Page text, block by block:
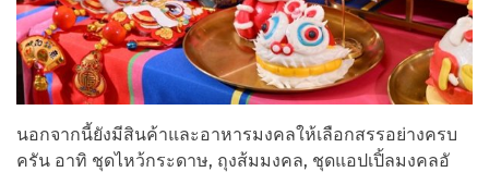
นอกจากนี้ยังมีสินค้าและอาหารมงคลให้เลือกสรรอย่างครบ
ครัน อาทิ ชุดไหว้กระดาษ, ถุงส้มมงคล, ชุดแอปเปิ้ลมงคลอั